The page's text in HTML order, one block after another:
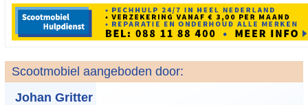
Scootmobiel aangeboden door:
Johan Gritter